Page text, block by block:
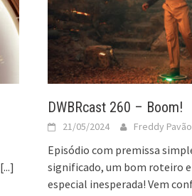
[...]
DWBRcast 260 – Boom!
21/05/2024 Freddy Pavão
Episódio com premissa
significado, um bom roteiro
especial inesperada! Vem